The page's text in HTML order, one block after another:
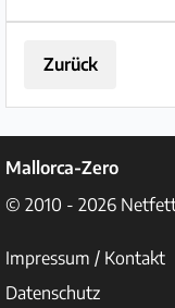
Zurück
Mallorca-Zero
© 2010 - 2026
Impressum / Kontakt
Datenschutz